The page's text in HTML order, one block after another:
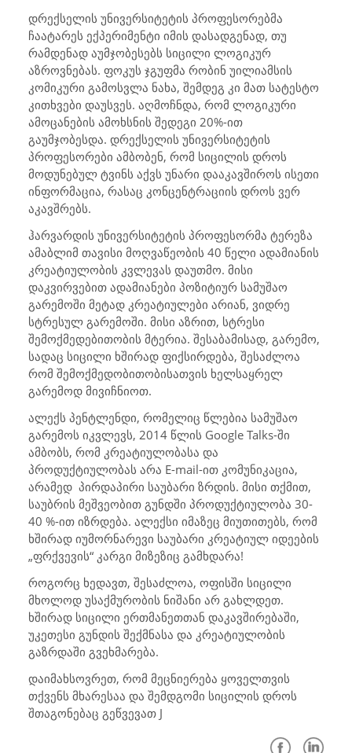
დრექსელის უნივერსიტეტის პროფესორებმა
ჩაატარეს ექპერიმენტი იმის დასადგენად, თუ
რამდენად აუმჯობესებს სიცილი ლოგიკურ
აზროვნებას. ფოკუს ჯგუფმა რობინ უილიამსის
კომიკური გამოსვლა ნახა, შემდეგ კი მათ სატესტო
კითხვები დაუსვეს. აღმოჩნდა, რომ ლოგიკური
ამოცანების ამოხსნის შედეგი 20%-ით
გაუმჯობესდა. დრექსელის უნივერსიტეტის
პროფესორები ამბობენ, რომ სიცილის დროს
მოდუნებულ ტვინს აქვს უნარი დააკავშიროს ისეთი
ინფორმაცია, რასაც კონცენტრაციის დროს ვერ
აკავშრებს.
ჰარვარდის უნივერსიტეტის პროფესორმა ტერეზა
ამაბლიმ თავისი მოღვაწეობის 40 წელი ადამიანის
კრეატიულობის კვლევას დაუთმო. მისი
დაკვირვებით ადამიანები პოზიტიურ სამუშაო
გარემოში მეტად კრეატიულები არიან, ვიდრე
სტრესულ გარემოში. მისი აზრით, სტრესი
შემოქმედებითობის მტერია. შესაბამისად, გარემო,
სადაც სიცილი ხშირად ფიქსირდება, შესაძლოა
რომ შემოქმედობითობისათვის ხელსაყრელ
გარემოდ მივიჩნიოთ.
ალექს პენტლენდი, რომელიც წლებია სამუშაო
გარემოს იკვლევს, 2014 წლის Google Talks-ში
ამბობს, რომ კრეატიულობასა და
პროდუქტიულობას არა E-mail-ით კომუნიკაცია,
არამედ პირდაპირი საუბარი ზრდის. მისი თქმით,
საუბრის მეშვეობით გუნდში პროდუქტიულობა 30-
40 %-ით იზრდება. ალექსი იმაზეც მიუთითებს, რომ
ხშირად იუმორნარევი საუბარი კრეატიულ იდეების
„ფრქვევის“ კარგი მიზეზიც გამხდარა!
როგორც ხედავთ, შესაძლოა, ოფისში სიცილი
მხოლოდ უსაქმურობის ნიშანი არ გახლდეთ.
ხშირად სიცილი ერთმანეთთან დაკავშირებაში,
უკეთესი გუნდის შექმნასა და კრეატიულობის
გაზრდაში გვეხმარება.
დაიმახსოვრეთ, რომ მეცნიერება ყოველთვის
თქვენს მხარესაა და შემდგომი სიცილის დროს
შთაგონებაც გეწვევათ J